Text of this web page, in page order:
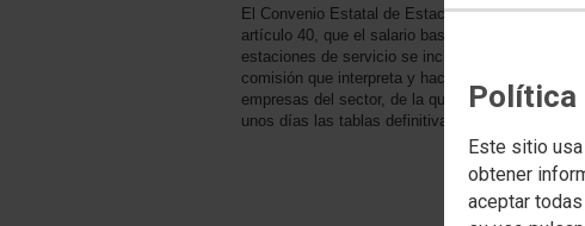
Política
Este sitio
obtener
aceptar
El Convenio Estatal de Estaciones de Servicio
artículo 40, que el salario base de los
estaciones de servicio se incrementaría en un
comisión que interpreta y hace un seguimiento
empresas del sector, de la que forma parte
unos días las tablas definitivas para este ejercicio.